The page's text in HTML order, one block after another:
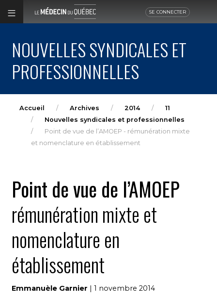
SE CONNECTER
NOUVELLES SYNDICALES ET
PROFESSIONNELLES
Accueil Archives 2014
11
Nouvelles syndicales et professionnelles
Point de vue de l’AMOEP - rémunération mixte
et nomenclature en établissement
Point de vue de l’AMOEP
rémunération mixte et
nomenclature en
établissement
Emmanuèle Garnier | 1 novembre 2014